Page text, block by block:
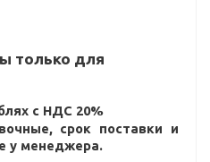
только для
с НДС 20%
срок поставки и
у менеджера.